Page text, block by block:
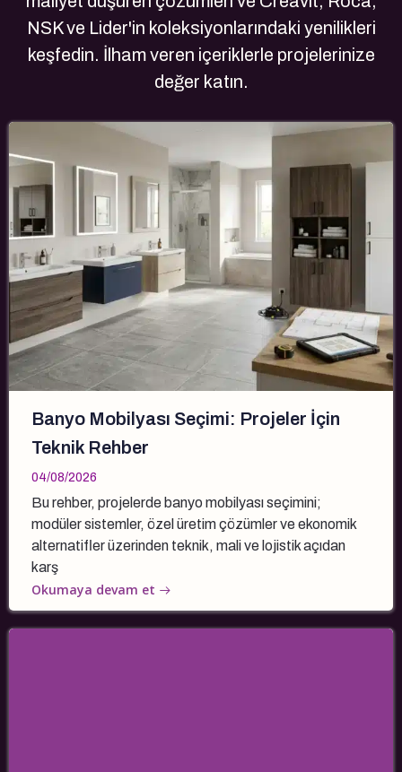
NSK ve Lider'in koleksiyonlarındaki yenilikleri
keşfedin. İlham veren içeriklerle projelerinize
değer katın.
Banyo Mobilyası Seçimi: Projeler İçin
Teknik Rehber
04/08/2026
Bu rehber, projelerde banyo mobilyası seçimini;
modüler sistemler, özel üretim çözümler ve ekonomik
alternatifler üzerinden teknik, mali ve lojistik açıdan
karş
Okumaya devam et